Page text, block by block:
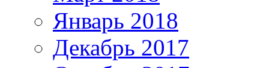
Январь 2018
Декабрь 2017